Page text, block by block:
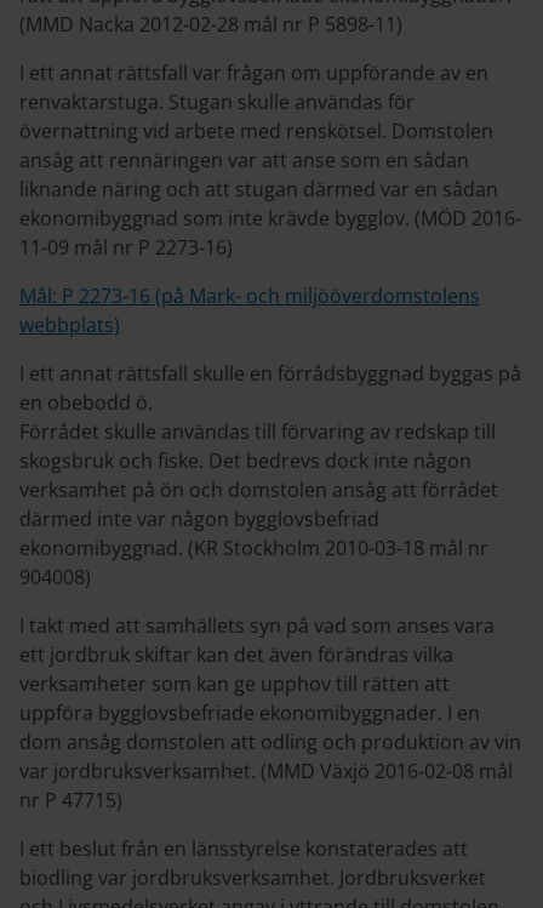
(MMD Nacka 2012-­02-­28 mål nr P 5898-11)
I ett annat rättsfall var frågan om uppförande av en
renvaktarstuga. Stugan skulle användas för
övernattning vid arbete med renskötsel. Domstolen
ansåg att rennäringen var att anse som en sådan
liknande näring och att stugan därmed var en sådan
ekonomibyggnad som inte krävde bygglov. (MÖD 2016-
11-09 mål nr P 2273-16)
Mål: P 2273-16 (på Mark- och miljööverdomstolens
webbplats)
I ett annat rättsfall skulle en förrådsbyggnad byggas på
en obebodd ö.
Förrådet skulle användas till förvaring av redskap till
skogsbruk och fiske. Det bedrevs dock inte någon
verksamhet på ön och domstolen ansåg att förrådet
därmed inte var någon bygglovsbefriad
ekonomibyggnad. (KR Stockholm 2010­-03-­18 mål nr
9040­08)
I takt med att samhällets syn på vad som anses vara
ett jordbruk skiftar kan det även förändras vilka
verksamheter som kan ge upphov till rätten att
uppföra bygglovsbefriade ekonomibyggnader. I en
dom ansåg domstolen att odling och produktion av vin
var jordbruksverksamhet. (MMD Växjö 2016­-02­-08 mål
nr P 477­15)
I ett beslut från en länsstyrelse konstaterades att
biodling var jordbruksverksamhet. Jordbruksverket